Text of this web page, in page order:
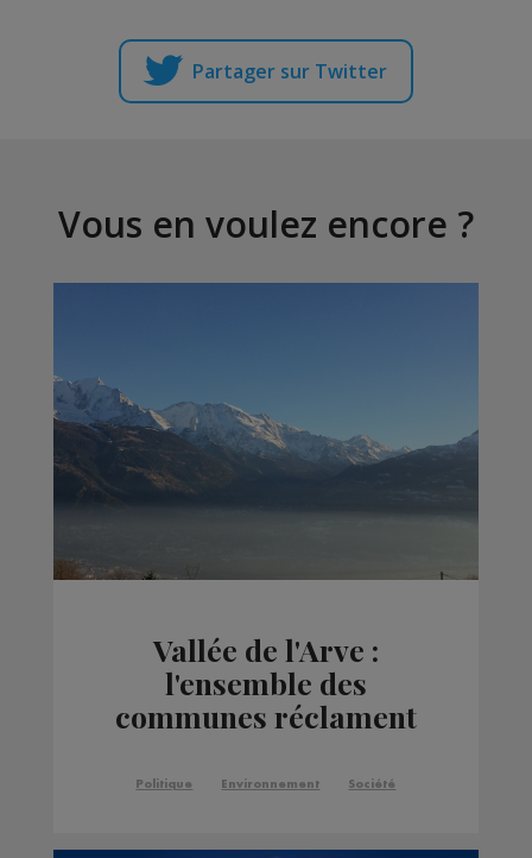
Partager sur Twitter
Vous en voulez encore ?
Vallée de l'Arve :
l'ensemble des
communes réclament
fonds pour la qualité de
Politique Environnement Société